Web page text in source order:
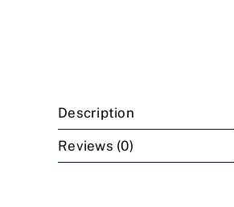
Description
Reviews (0)